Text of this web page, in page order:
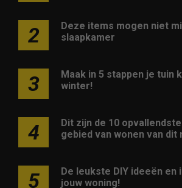
2
Deze items mogen niet
slaapkamer
3
Maak in 5 stappen je tuin
winter!
4
Dit zijn de 10
gebied van wonen van dit
5
De leukste DIY ideeën
jouw woning!